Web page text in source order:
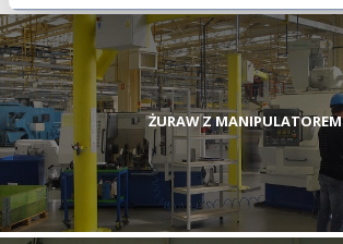
ŻURAW Z MANIPULATOREM